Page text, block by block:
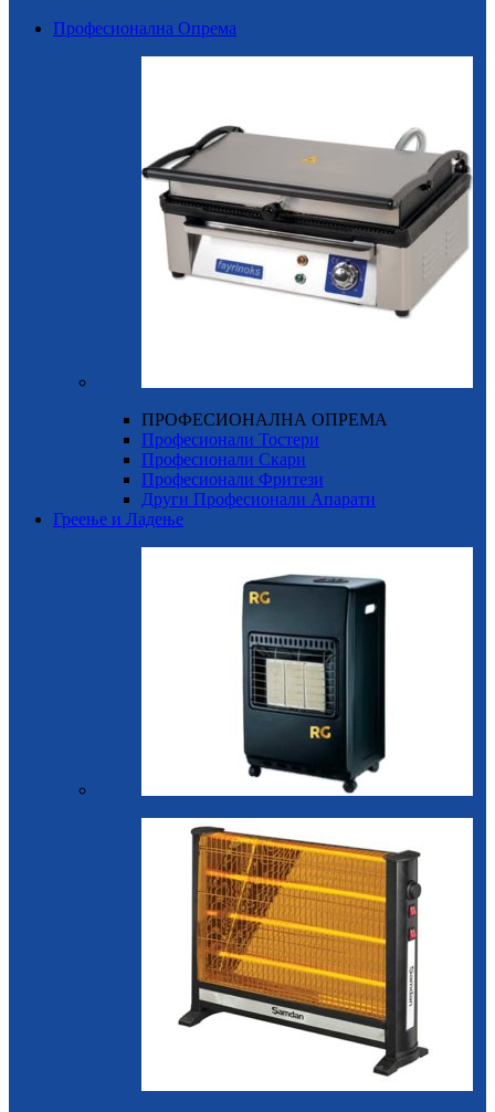
Професионална Опрема
ПРОФЕСИОНАЛНА ОПРЕМА
Професионали Тостери
Професионали Скари
Професионали Фритези
Други Професионали Апарати
Греење и Ладење